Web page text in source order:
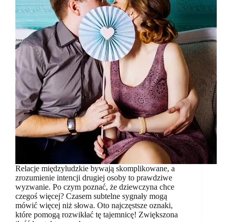
Relacje międzyludzkie bywają skomplikowane, a
zrozumienie intencji drugiej osoby to prawdziwe
wyzwanie. Po czym poznać, że dziewczyna chce
czegoś więcej? Czasem subtelne sygnały mogą
mówić więcej niż słowa. Oto najczęstsze oznaki,
które pomogą rozwikłać tę tajemnicę! Zwiększona